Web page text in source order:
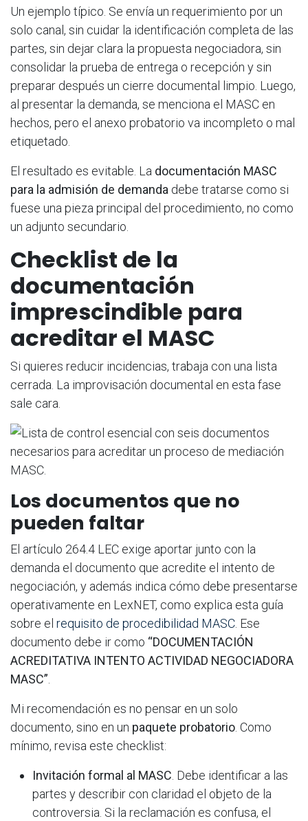
Un ejemplo típico. Se envía un requerimiento por un
solo canal, sin cuidar la identificación completa de las
partes, sin dejar clara la propuesta negociadora, sin
consolidar la prueba de entrega o recepción y sin
preparar después un cierre documental limpio. Luego,
al presentar la demanda, se menciona el MASC en
hechos, pero el anexo probatorio va incompleto o mal
etiquetado.
El resultado es evitable. La documentación MASC
para la admisión de demanda debe tratarse como si
fuese una pieza principal del procedimiento, no como
un adjunto secundario.
Checklist de la
documentación
imprescindible para
acreditar el MASC
Si quieres reducir incidencias, trabaja con una lista
cerrada. La improvisación documental en esta fase
sale cara.
Los documentos que no
pueden faltar
El artículo 264.4 LEC exige aportar junto con la
demanda el documento que acredite el intento de
negociación, y además indica cómo debe presentarse
operativamente en LexNET, como explica esta guía
sobre el requisito de procedibilidad MASC. Ese
documento debe ir como “DOCUMENTACIÓN
ACREDITATIVA INTENTO ACTIVIDAD NEGOCIADORA
MASC”.
Mi recomendación es no pensar en un solo
documento, sino en un paquete probatorio. Como
mínimo, revisa este checklist:
Invitación formal al MASC. Debe identificar a las
partes y describir con claridad el objeto de la
controversia. Si la reclamación es confusa, el